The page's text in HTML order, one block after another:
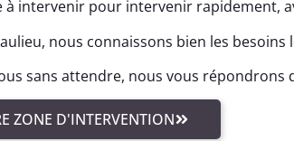
intervenir pour intervenir rapidement,
nous connaissons bien les besoins
sans attendre, nous vous répondrons
ZONE D'INTERVENTION